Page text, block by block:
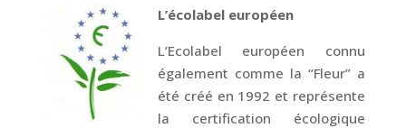
L’écolabel européen
L’Ecolabel européen connu
également comme la “Fleur” a
été créé en 1992 et représente
la certification écologique